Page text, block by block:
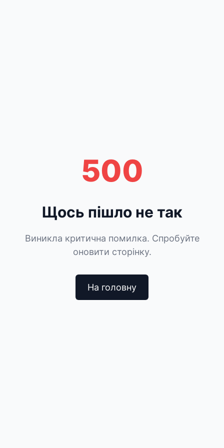
500
Щось пішло не так
Виникла критична помилка. Спробуйте
оновити сторінку.
На головну